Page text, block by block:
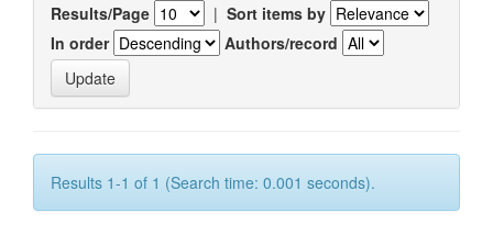
Results/Page | Sort items by
In order
Authors/record
Results 1-1 of 1 (Search time: 0.001 seconds).